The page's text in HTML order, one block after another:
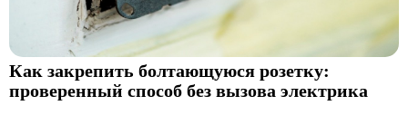
Как закрепить болтающуюся розетку:
проверенный способ без вызова электрика